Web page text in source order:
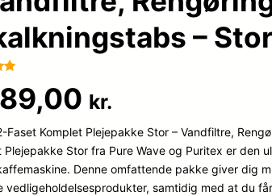
– Stor
kr.
Faset Komplet Plejepakke Stor – Vandfiltre,
Plejepakke Stor fra Pure Wave og Puritex er den
Denne omfattende pakke giver dig
vedligeholdelsesprodukter, samtidig med at du